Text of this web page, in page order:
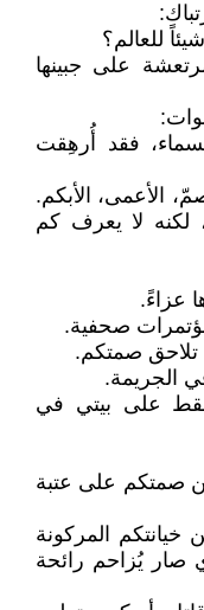
للعالم؟
على جبينها
فقد أُرهِقت
الأعمى، الأبكم.
لكنه لا يعرف كم
عزاءً.
مؤتمرات صحفية.
تلاحق صمتكم.
الجريمة.
على بيتي في
صمتكم على عتبة
المركونة
صار يُزاحم رائحة